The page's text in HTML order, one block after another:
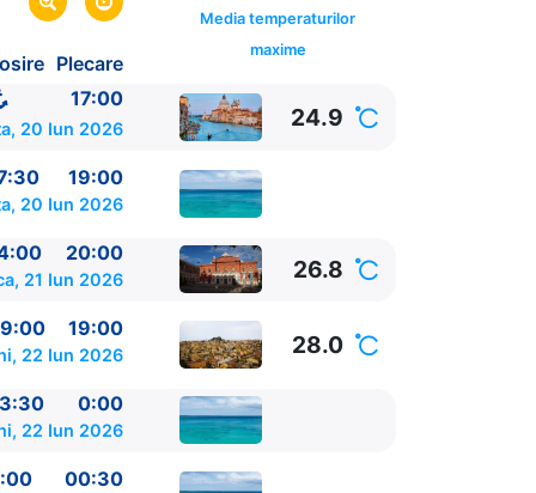
Plecare
Media temperaturilor
maxime
17:00
20 Iun 2026 24.9
19:00
20 Iun 2026
20:00
21 Iun 2026 26.8
19:00
22 Iun 2026 28.0
0:00
22 Iun 2026
00:30